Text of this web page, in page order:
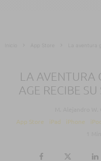
App Store La aventura
LA AVENTURA
AGE RECIBE
App Store
iPad iPhone